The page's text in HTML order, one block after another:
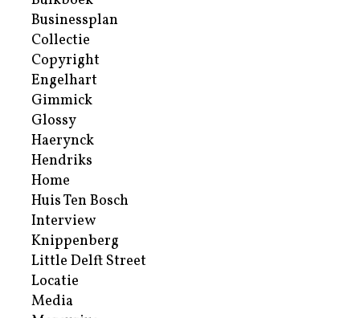
Businessplan
Collectie
Copyright
Engelhart
Gimmick
Glossy
Haerynck
Hendriks
Home
Huis Ten Bosch
Interview
Knippenberg
Little Delft Street
Locatie
Media